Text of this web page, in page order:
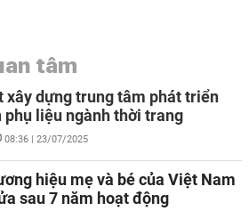
tâm
xây dựng trung tâm phát triển
phụ liệu ngành thời trang
08:36 | 23/07/2025
hiệu mẹ và bé của Việt Nam
sau 7 năm hoạt động